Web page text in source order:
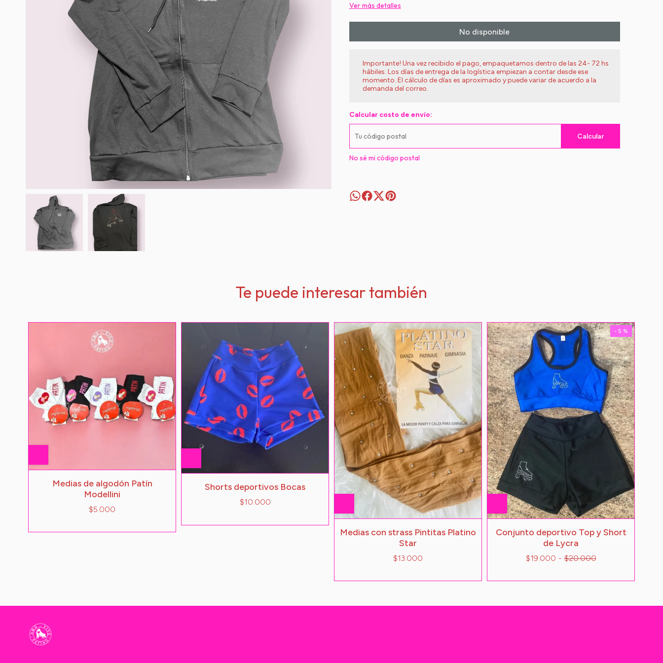
Ver más detalles
No disponible
Importante! Una vez recibido el pago, empaquetamos dentro de las 24- 72 hs
hábiles. Los días de entrega de la logística empiezan a contar desde ese
momento. El cálculo de días es aproximado y puede variar de acuerdo a la
demanda del correo.
Calcular costo de envío:
Calcular
No sé mi código postal
Te puede interesar también
Medias de algodón Patín
Modellini
$5.000
Shorts deportivos Bocas
$10.000
Medias con strass Pintitas Platino
Star
$13.000
- 5 %
Conjunto deportivo Top y Short
de Lycra
$19.000 - $20.000